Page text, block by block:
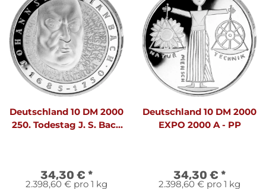
Deutschland 10 DM 2000
250. Todestag J. S. Bach
34,30 € *
2.398,60 € pro 1 kg
Deutschland 10 DM 2000
EXPO 2000 A - PP
34,30 € *
2.398,60 € pro 1 kg